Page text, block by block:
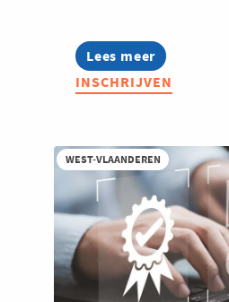
Lees meer
about
Warehouse
Scouting
INSCHRIJVEN
WEST-VLAANDEREN